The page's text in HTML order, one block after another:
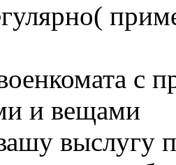
с
и вещами
выслугу